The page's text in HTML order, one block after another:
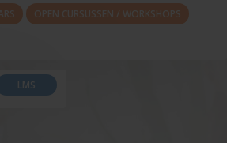
OPEN CURSUSSEN / WORKSHOPS
LMS